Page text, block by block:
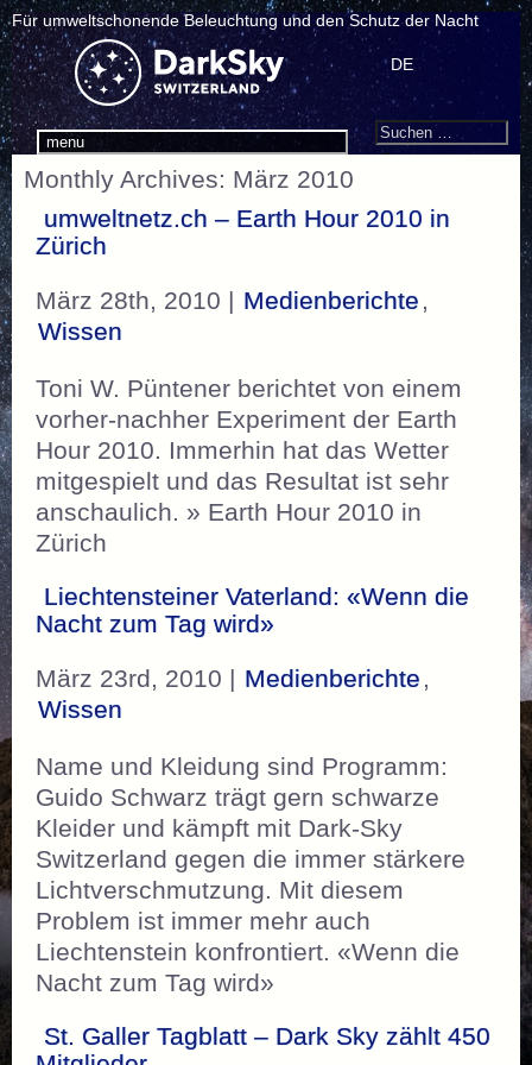
Für umweltschonende Beleuchtung und den Schutz der Nacht
menu
DE
Search
Suchen
Monthly Archives: März 2010
umweltnetz.ch – Earth Hour 2010 in
Zürich
März 28th, 2010 | Medienberichte ,
Wissen
Toni W. Püntener berichtet von einem
vorher-nachher Experiment der Earth
Hour 2010. Immerhin hat das Wetter
mitgespielt und das Resultat ist sehr
anschaulich. » Earth Hour 2010 in
Zürich
Liechtensteiner Vaterland: «Wenn die
Nacht zum Tag wird»
März 23rd, 2010 | Medienberichte ,
Wissen
Name und Kleidung sind Programm:
Guido Schwarz trägt gern schwarze
Kleider und kämpft mit Dark-Sky
Switzerland gegen die immer stärkere
Lichtverschmutzung. Mit diesem
Problem ist immer mehr auch
Liechtenstein konfrontiert. «Wenn die
Nacht zum Tag wird»
St. Galler Tagblatt – Dark Sky zählt 450